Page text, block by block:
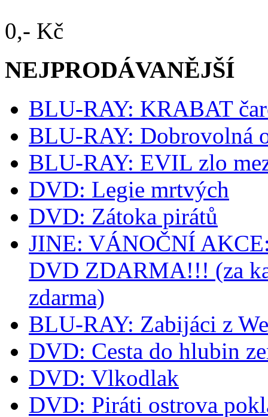
0,- Kč
NEJPRODÁVANĚJŠÍ
BLU-RAY: KRABAT
BLU-RAY: Dobrovolná
BLU-RAY: EVIL zlo
DVD: Legie mrtvých
DVD: Zátoka pirátů
JINE: VÁNOČNÍ
DVD ZDARMA!!! (za
zdarma)
BLU-RAY: Zabijáci z
DVD: Cesta do hlubin
DVD: Vlkodlak
DVD: Piráti ostrova